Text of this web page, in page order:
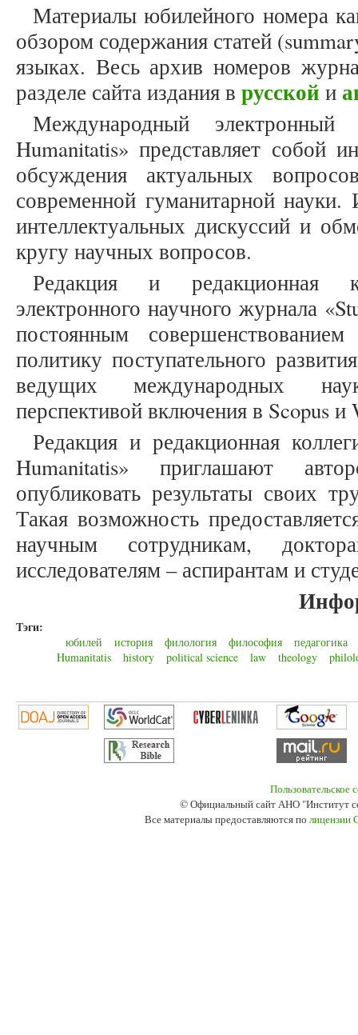
Материалы юбилейного номера
обзором содержания статей
языках. Весь архив номеров
разделе сайта издания в русской и
Международный
Humanitatis» представляет собой
обсуждения актуальных
современной гуманитарной науки.
интеллектуальных дискуссий и
кругу научных вопросов.
Редакция и редакционная
электронного научного журнала
постоянным
политику поступательного
ведущих международных
перспективой включения в Scopus и
Редакция и редакционная
Humanitatis» приглашают
опубликовать результаты своих
Такая возможность
научным сотрудникам,
исследователям – аспирантам и
Тэги:
юбилей история филология философия
педагогика
Humanitatis
history political science law theology
Пользовательское
© Официальный сайт АНО "Институт
Все материалы предоставляются по лицензии